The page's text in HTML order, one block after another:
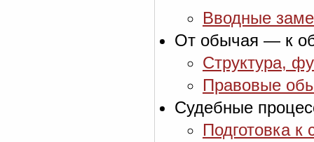
Вводные
От обычая — к
Структура,
Правовые
Судебные
Подготовка к